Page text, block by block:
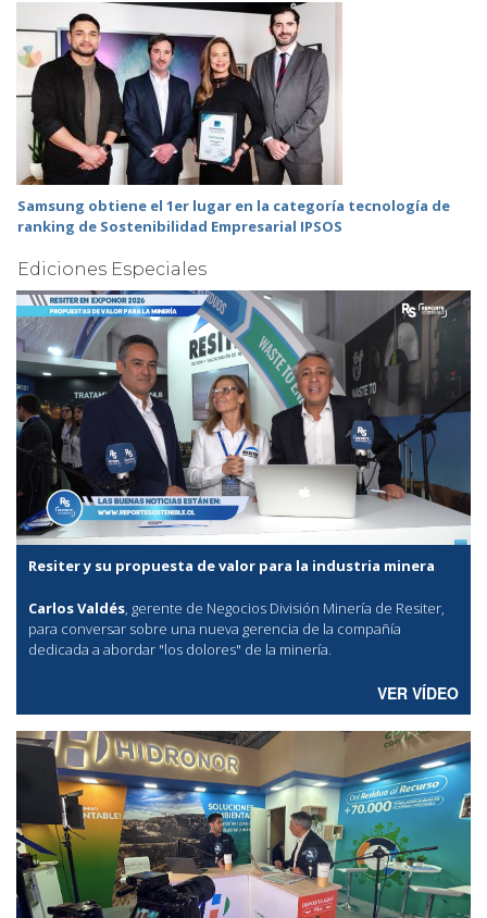
Samsung obtiene el 1er lugar en la categoría tecnología de
ranking de Sostenibilidad Empresarial IPSOS
Ediciones Especiales
Resiter y su propuesta de valor para la industria minera
Carlos Valdés, gerente de Negocios División Minería de Resiter,
para conversar sobre una nueva gerencia de la compañía
dedicada a abordar "los dolores" de la minería.
VER VÍDEO